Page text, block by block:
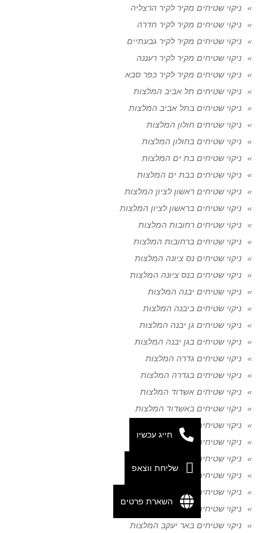
ניקוי שטיחים מקיר לקיר הרצליה
ניקוי שטיחים מקיר לקיר חדרה
ניקוי שטיחים מקיר לקיר גבעתיים
ניקוי שטיחים מקיר לקיר רעננה
ניקוי שטיחים מקיר לקיר כפר סבא
ניקוי שטיחים תל אביב המלצות
ניקוי שטיחים בתל אביב המלצות
ניקוי שטיחים חולון המלצות
ניקוי שטיחים בחולון המלצות
ניקוי שטיחים בת ים המלצות
ניקוי שטיחים בבת ים המלצות
ניקוי שטיחים ראשון לציון המלצות
ניקוי שטיחים בראשון לציון המלצות
ניקוי שטיחים רחובות המלצות
ניקוי שטיחים ברחובות המלצות
ניקוי שטיחים נס ציונה המלצות
ניקוי שטיחים בנס ציונה המלצות
ניקוי שטיחים יבנה המלצות
ניקוי שטיחים ביבנה המלצות
ניקוי שטיחים גן יבנה המלצות
ניקוי שטיחים בגן יבנה המלצות
ניקוי שטיחים גדרה המלצות
ניקוי שטיחים בגדרה המלצות
ניקוי שטיחים אשדוד המלצות
ניקוי שטיחים באשדוד המלצות
ניקוי שטיחים אשקלון המלצות
ניקוי שטיחים באשקלון המלצות
ניקוי שטיחים רמלה המלצות
ניקוי שטיחים ברמלה המלצות
ניקוי שטיחים לוד המלצות
ניקוי שטיחים בלוד המלצות
ניקוי שטיחים באר יעקב המלצות
חייג עכשיו
שליחת ווצאפ
השארת פרטים